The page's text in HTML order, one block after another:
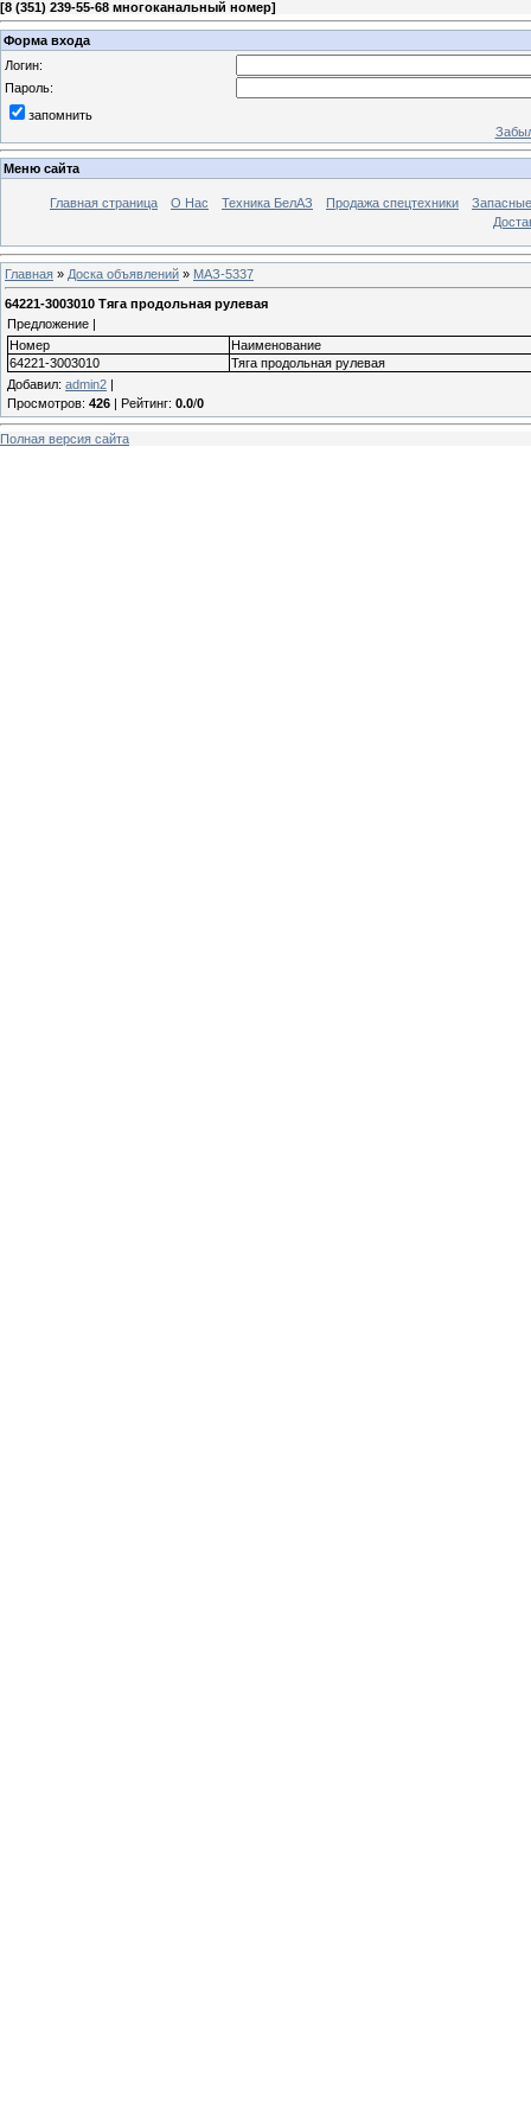
[8 (351) 239-55-68 многоканальный номер]
Форма входа
Логин:
Пароль:
запомнить
Меню сайта
Главная страница О Нас Техника БелАЗ Продажа спецтехники
Главная » Доска объявлений » МАЗ-5337
64221-3003010 Тяга продольная рулевая
Предложение |
Номер
Наименование
64221-3003010
Тяга продольная рулевая
Добавил: admin2 |
Просмотров: 426 | Рейтинг: 0.0/0
Полная версия сайта